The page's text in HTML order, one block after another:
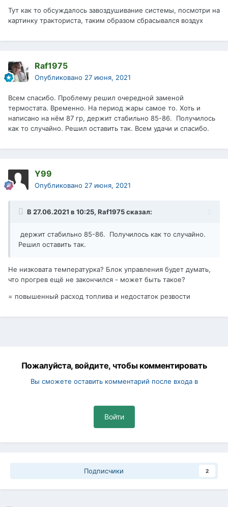
Тут как то обсуждалось завоздушивание системы, посмотри на
картинку тракториста, таким образом сбрасывался воздух
Raf1975
Опубликовано 27 июня, 2021
Всем спасибо. Проблему решил очередной заменой
термостата. Временно. На период жары самое то. Хоть и
написано на нём 87 гр, держит стабильно 85-86. Получилось
как то случайно. Решил оставить так. Всем удачи и спасибо.
Y99
Опубликовано 27 июня, 2021
В 27.06.2021 в 10:25, Raf1975сказал:
держит стабильно 85-86. Получилось как то случайно.
Решил оставить так.
Не низковата температурка? Блок управления будет думать,
что прогрев ещё не закончился - может быть такое?
= повышенный расход топлива и недостаток резвости
Пожалуйста, войдите, чтобы комментировать
Вы сможете оставить комментарий после входа в
Войти
Подписчики 2